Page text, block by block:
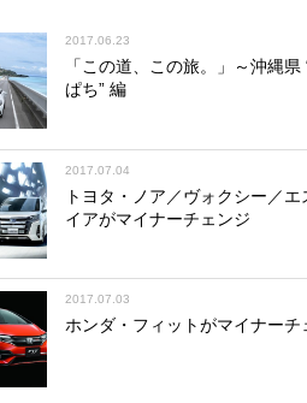
2017.06.23
「この道、この旅。」～沖縄県
ぱち” 編
2017.07.04
トヨタ・ノア／ヴォクシー／エ
イアがマイナーチェンジ
2017.07.03
ホンダ・フィットがマイナーチ